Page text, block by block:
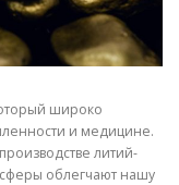
широко
и медицине.
литий-
сферы облегчают нашу